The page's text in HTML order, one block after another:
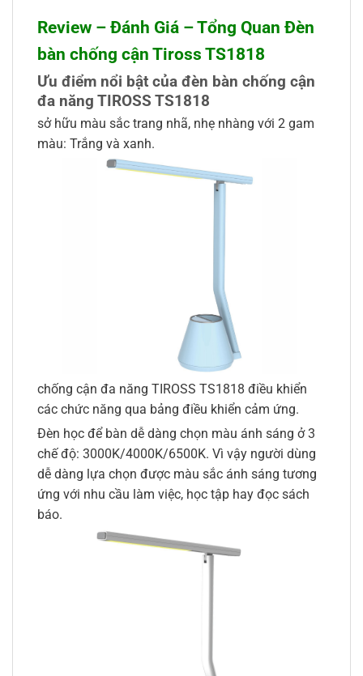
Review – Đánh Giá – Tổng Quan Đèn
bàn chống cận Tiross TS1818
Ưu điểm nổi bật của đèn bàn chống cận
đa năng TIROSS TS1818
sở hữu màu sắc trang nhã, nhẹ nhàng với 2 gam
màu: Trắng và xanh.
chống cận đa năng TIROSS TS1818 điều khiển
các chức năng qua bảng điều khiển cảm ứng.
Đèn học để bàn dễ dàng chọn màu ánh sáng ở 3
chế độ: 3000K/4000K/6500K. Vì vậy người dùng
dễ dàng lựa chọn được màu sắc ánh sáng tương
ứng với nhu cầu làm việc, học tập hay đọc sách
báo.